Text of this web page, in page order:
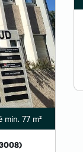
77 m²